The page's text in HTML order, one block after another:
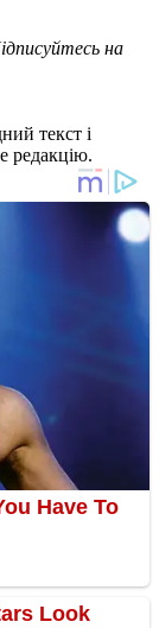
на
текст і
редакцію.